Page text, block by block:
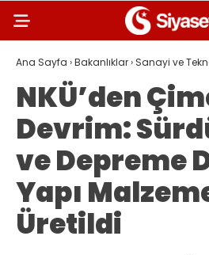
Ana Sayfa ›Bakanlıklar› Sanayi ve
NKÜ’den
Devrim:
ve Depreme
Yapı
Üretildi